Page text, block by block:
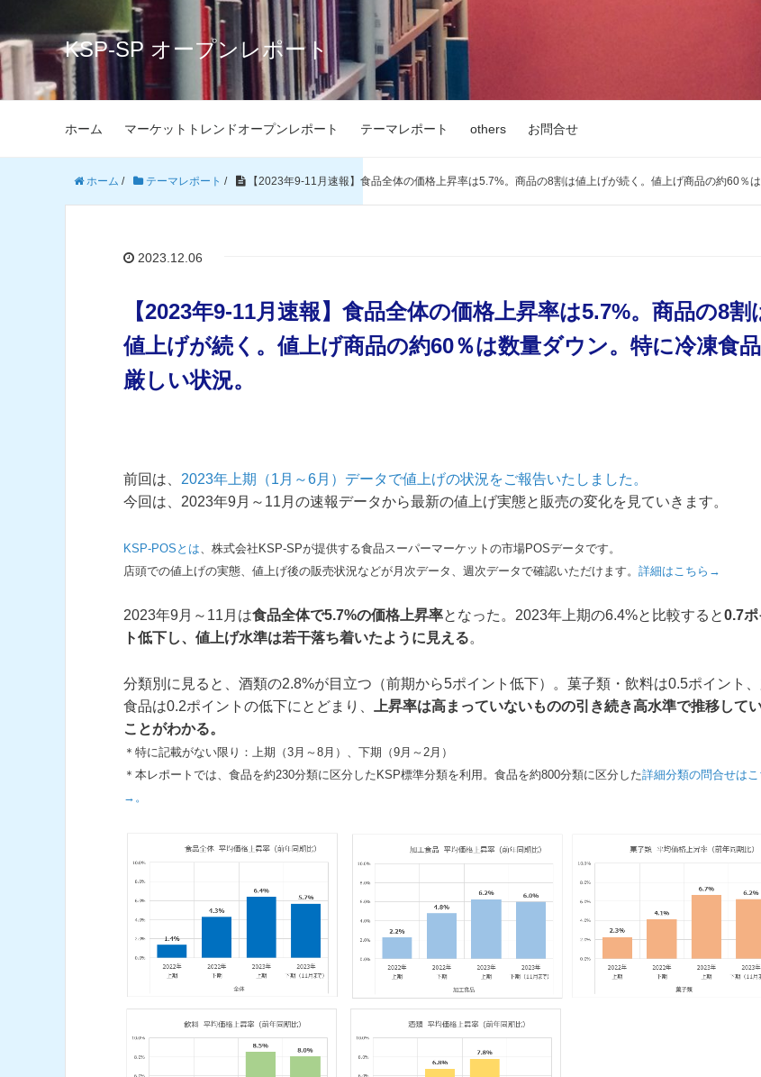
KSP-SP オープンレポート
ホーム マーケットトレンドオープンレポート テーマレポート others お問合せ
ホーム / テーマレポート / 【2023年9-11月速報】食品全体の価格上昇率は5.7%。商品の8割は値上げが続く。値上げ商品の約60％
2023.12.06
【2023年9-11月速報】食品全体の価格上昇率は5.7%。商品の8割
値上げが続く。値上げ商品の約60％は数量ダウン。特に冷凍食
厳しい状況。
前回は、 2023年上期（1月～6月）データで値上げの状況をご報告いたしました。
今回は、2023年9月～11月の速報データから最新の値上げ実態と販売の変化を見ていきます。
KSP-POSとは 、株式会社KSP-SPが提供する食品スーパーマーケットの市場POSデータです。
店頭での値上げの実態、値上げ後の販売状況などが月次データ、週次データで確認いただけます。 詳細はこちら→
2023年9月～11月は食品全体で5.7%の価格上昇率となった。2023年上期の6.4%と比較すると0.7
ト低下し、値上げ水準は若干落ち着いたように見える。
分類別に見ると、酒類の2.8%が目立つ（前期から5ポイント低下）。菓子類・飲料は0.5ポイント
食品は0.2ポイントの低下にとどまり、
上昇率は高まっていないものの引き続き高水準で推移して
ことがわかる。
＊特に記載がない限り：上期（3月～8月）、下期（9月～2月）
＊本レポートでは、食品を約230分類に区分したKSP標準分類を利用。食品を約800分類に区分した詳細分類の問合せはこ
→。